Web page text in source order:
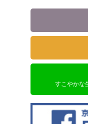
すこやかな